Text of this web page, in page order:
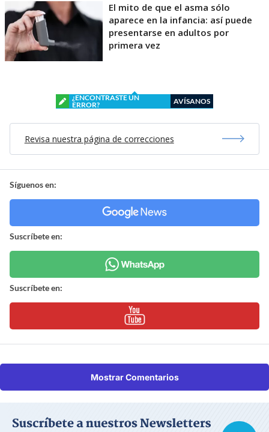
El mito de que el asma sólo
aparece en la infancia: así puede
presentarse en adultos por
primera vez
¿ENCONTRASTE UN
ERROR?
AVÍSANOS
Revisa nuestra página de correcciones
Síguenos en:
Suscríbete en:
Suscríbete en:
Mostrar Comentarios